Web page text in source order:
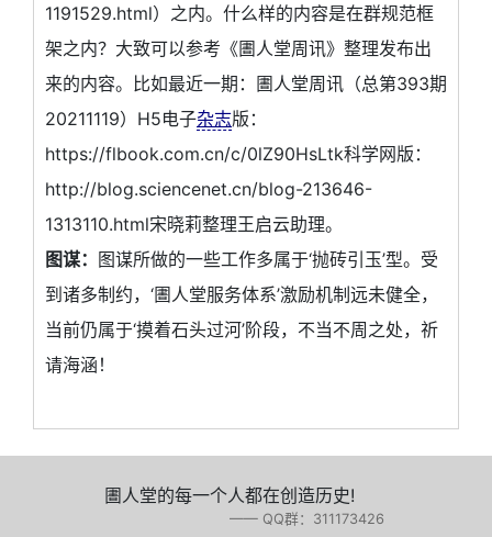
1191529.html）之内。什么样的内容是在群规范框
架之内？大致可以参考《圕人堂周讯》整理发布出
来的内容。比如最近一期：圕人堂周讯（总第393期
20211119）H5电子杂志版：
https://flbook.com.cn/c/0lZ90HsLtk科学网版：
http://blog.sciencenet.cn/blog-213646-
1313110.html宋晓莉整理王启云助理。
图谋： 图谋所做的一些工作多属于‘抛砖引玉’型。受
到诸多制约，‘圕人堂服务体系’激励机制远未健全，
当前仍属于‘摸着石头过河’阶段，不当不周之处，祈
请海涵！
圕人堂的每一个人都在创造历史!
—— QQ群：311173426